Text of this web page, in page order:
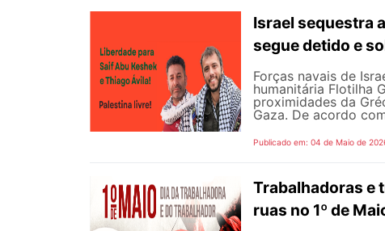
Israel sequestra
segue detido e
Forças navais de
humanitária Flotilha
proximidades da
Gaza. De acordo
Publicado em: 04 de Maio de
Trabalhadoras e
ruas no 1º de